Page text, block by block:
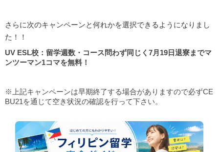
さらに次のキャンペーンと何れかを選択できるようになりまし
た！！
UV ESL校：留学週数・コース問わず同じく7月19日退寮までマ
ンツーマン1コマを無料！
※上記キャンペーンは早期終了する場合がありますので必ずCE
BU21を通じて空き状況の確認を行って下さい。